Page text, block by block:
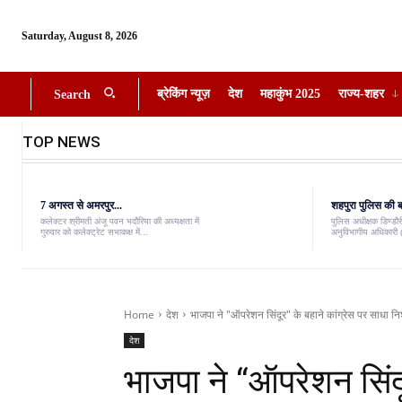
Saturday, August 8, 2026
Search ब्रेकिंग न्यूज़ देश महाकुंभ 2025 राज्य-शहर
TOP NEWS
7 अगस्त से अमरपुर...
कलेक्टर श्रीमती अंजू पवन भदौरिया की अध्यक्षता में
गुरुवार को कलेक्ट्रेट सभाकक्ष में...
शहपुरा पुलिस की
पुलिस अधीक्षक
अनुविभागीय
Home देश भाजपा ने "ऑपरेशन सिंदूर" के बहाने कांग्रेस पर साधा
देश
भाजपा ने “ऑपरेशन